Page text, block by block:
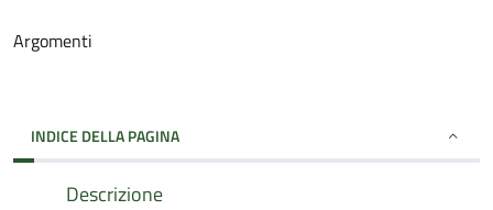
Argomenti
INDICE DELLA PAGINA
Descrizione